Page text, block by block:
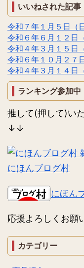
いいねされた記事
令和７年１月５日（
令和６年６月１２日
令和４年３月１５日
令和６年１０月２７
令和４年３月１４日
ランキング参加中
推して(押して)い
↓↓
にほんブログ村
にほん
応援よろしくお願
カテゴリー